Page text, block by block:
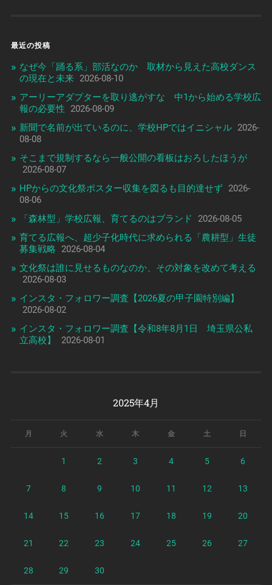
最近の投稿
なぜ今「踊る系」部活なのか 取材から見えた高校ダンス
の現在と未来 2026-08-10
アーリーアダプターを取り逃がすな 中1から始める学校広
報の必要性
2026-08-09
新聞で名前が出ているのに、学校HPではイニシャル 2026-
08-08
そこまで規制するなら一般公開の看板はおろしたほうが
2026-08-07
HPからの文化祭ポスター収集を図るも目的達せず
2026-
08-06
「森林型」学校広報、育てるのはブランド
2026-08-05
育てる広報へ、超少子化時代に求められる「農耕型」生徒
募集戦略
2026-08-04
文化祭は誰に見せるものなのか、その対象を改めて考える
2026-08-03
インスタ・フォロワー調査【2026夏の甲子園特別編】
2026-08-02
インスタ・フォロワー調査【令和8年8月1日 埼玉県公私
立高校】
2026-08-01
2025年4月
月 火 水 木 金 土 日
1 2 3 4 5 6
7 8 9 10 11 12 13
14 15 16 17 18 19 20
21 22 23 24 25 26 27
28 29 30